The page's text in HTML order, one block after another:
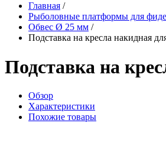
Главная /
Рыболовные платформы для
Обвес Ø 25 мм /
Подставка на кресла накидная
Подставка на
Обзор
Характеристики
Похожие товары